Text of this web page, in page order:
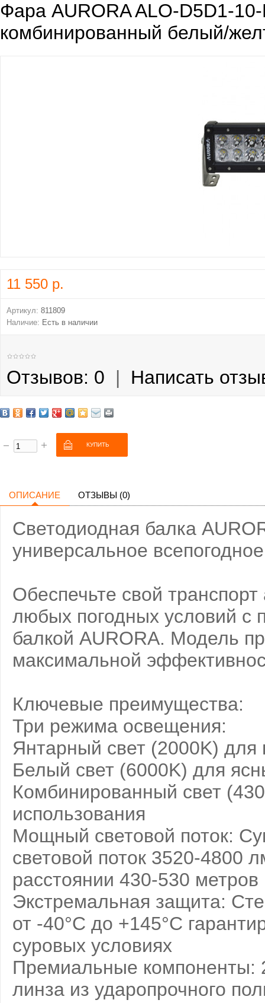
Фара AURORA ALO-D5D1-
комбинированный белый/
11 550 р.
Артикул: 811809
Наличие: Есть в наличии
Отзывов: 0 | Написать
ОПИСАНИЕ ОТЗЫВЫ (0)
Светодиодная балка
универсальное
Обеспечьте свой
любых погодных условий с
балкой AURORA. Модель
максимальной
Ключевые преимущества:
Три режима освещения:
Янтарный свет (2000K) для
Белый свет (6000K) для
Комбинированный свет
использования
Мощный световой поток:
световой поток 3520-4800
расстоянии 430-530 метров
Экстремальная защита:
от -40°C до +145°C
суровых условиях
Премиальные компоненты:
линза из ударопрочного